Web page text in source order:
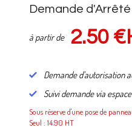
Demande
à partir de 2.50
Demande d'autorisation
Suivi demande via
Sous réserve d'une pose de
Seul : 14.90 HT